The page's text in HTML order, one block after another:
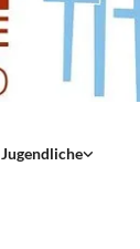
Jugendliche